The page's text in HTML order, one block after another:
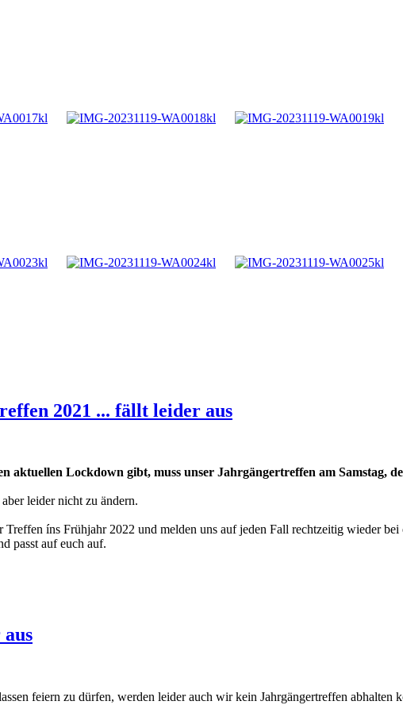
2021 ... fällt leider aus
aktuellen Lockdown gibt, muss unser Jahrgängertreffen am Samstag,
leider nicht zu ändern.
Treffen íns Frühjahr 2022 und melden uns auf jeden Fall rechtzeitig wieder bei
passt auf euch auf.
feiern zu dürfen, werden leider auch wir kein Jahrgängertreffen abhalten